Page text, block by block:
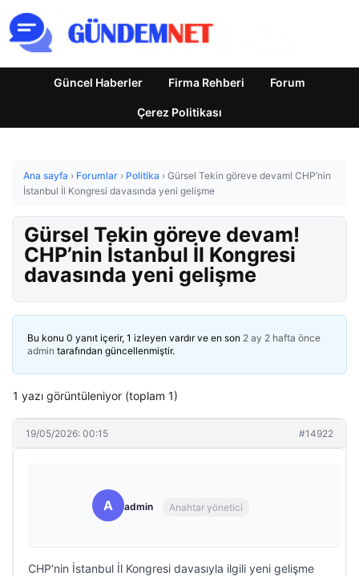
Güncel Haberler Firma Rehberi Forum
Çerez Politikası
Ana sayfa › Forumlar › Politika › Gürsel Tekin göreve devam! CHP’nin
İstanbul İl Kongresi davasında yeni gelişme
Gürsel Tekin göreve devam!
CHP’nin İstanbul İl Kongresi
davasında yeni gelişme
Bu konu 0 yanıt içerir, 1 izleyen vardır ve en son 2 ay 2 hafta önce
admin tarafından güncellenmiştir.
1 yazı görüntüleniyor (toplam 1)
19/05/2026: 00:15 #14922
A admin Anahtar yönetici
CHP’nin İstanbul İl Kongresi davasıyla ilgili yeni gelişme